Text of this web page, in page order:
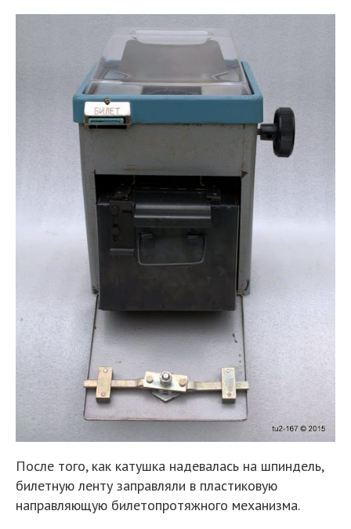
После того, как катушка надевалась на шпиндель,
билетную ленту заправляли в пластиковую
направляющую билетопротяжного механизма.